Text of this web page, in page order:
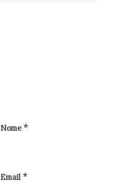
Nome*
Email *